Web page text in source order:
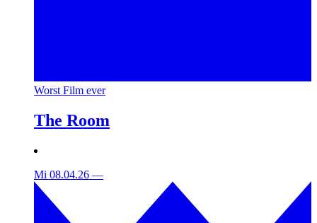
Worst Film ever
The Room
Mi 08.04.26 —